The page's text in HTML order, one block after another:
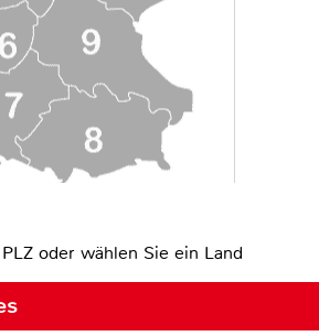
oder wählen Sie ein Land